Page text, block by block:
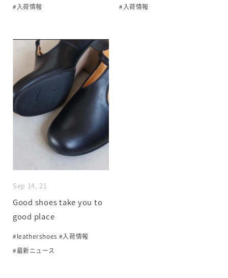
#入荷情報
#入荷情報
Sep 14, 21
Good shoes take you to
good place
#leathershoes #入荷情報
#最新ニュース